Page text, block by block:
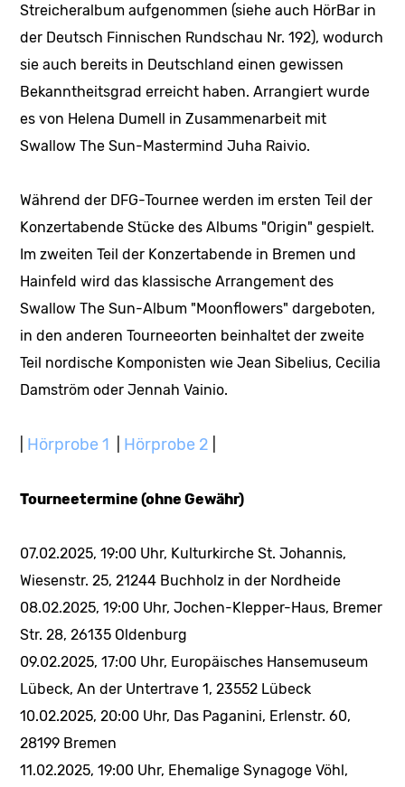
Streicheralbum aufgenommen (siehe auch HörBar in
der Deutsch Finnischen Rundschau Nr. 192), wodurch
sie auch bereits in Deutschland einen gewissen
Bekanntheitsgrad erreicht haben. Arrangiert wurde
es von Helena Dumell in Zusammenarbeit mit
Swallow The Sun-Mastermind Juha Raivio.
Während der DFG-Tournee werden im ersten Teil der
Konzertabende Stücke des Albums "Origin" gespielt.
Im zweiten Teil der Konzertabende in Bremen und
Hainfeld wird das klassische Arrangement des
Swallow The Sun-Album "Moonflowers" dargeboten,
in den anderen Tourneeorten beinhaltet der zweite
Teil nordische Komponisten wie Jean Sibelius, Cecilia
Damström oder Jennah Vainio.
Hörprobe 1 Hörprobe 2
Tourneetermine (ohne Gewähr)
07.02.2025, 19:00 Uhr, Kulturkirche St. Johannis,
Wiesenstr. 25, 21244 Buchholz in der Nordheide
08.02.2025, 19:00 Uhr, Jochen-Klepper-Haus, Bremer
Str. 28, 26135 Oldenburg
09.02.2025, 17:00 Uhr, Europäisches Hansemuseum
Lübeck, An der Untertrave 1, 23552 Lübeck
10.02.2025, 20:00 Uhr, Das Paganini, Erlenstr. 60,
28199 Bremen
11.02.2025, 19:00 Uhr, Ehemalige Synagoge Vöhl,